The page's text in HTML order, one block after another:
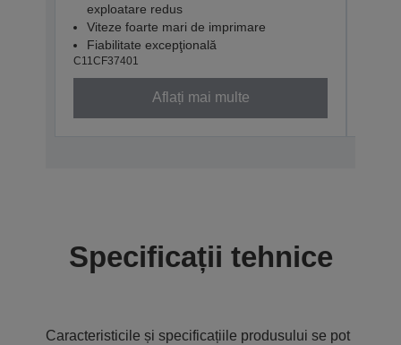
exploatare redus
Viteze foarte mari de imprimare
Fiabilitate excepţională
C11CF37401
Aflați mai multe
Specificații tehnice
Caracteristicile și specificațiile produsului se pot